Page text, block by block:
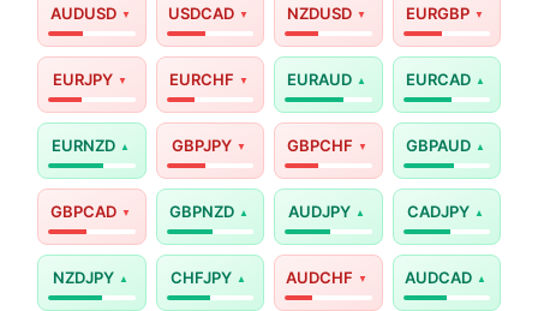
AUDUSD USDCAD NZDUSD EURGBP
EURJPY EURCHF EURAUD EURCAD
EURNZD GBPJPY GBPCHF GBPAUD
GBPCAD GBPNZD AUDJPY CADJPY
NZDJPY CHFJPY AUDCHF AUDCAD